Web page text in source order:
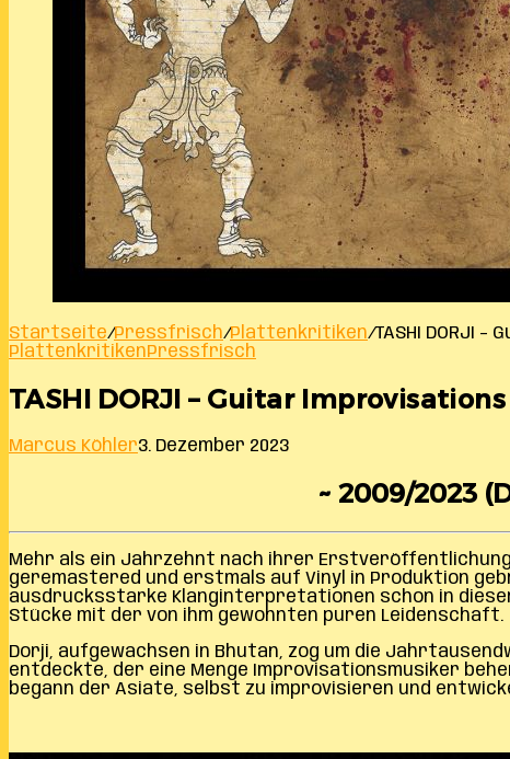
Startseite/Pressfrisch/Plattenkritiken/TASHI DORJI
PlattenkritikenPressfrisch
TASHI DORJI – Guitar Improvisations
Marcus Köhler3. Dezember 2023
~ 2009/2023
Mehr als ein Jahrzehnt nach ihrer
geremastered und erstmals auf Vinyl in Produktion
ausdrucksstarke Klanginterpretationen schon in
Stücke mit der von ihm gewohnten puren Leidenschaft.
Dorji, aufgewachsen in Bhutan, zog um die
entdeckte, der eine Menge Improvisationsmusiker
begann der Asiate, selbst zu improvisieren und